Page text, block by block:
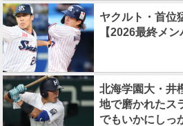
ヤクルト・首位
【2026最終メン
北海学園大・
地で磨かれたス
でもいかにしっ